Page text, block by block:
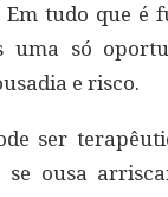
tudo que é
uma só
e risco.
ser
ousa